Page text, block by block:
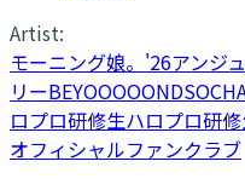
Artist:
モーニング娘。'26アンジ
リーBEYOOOOONDS
ロプロ研修生ハロプロ研
オフィシャルファンクラブ